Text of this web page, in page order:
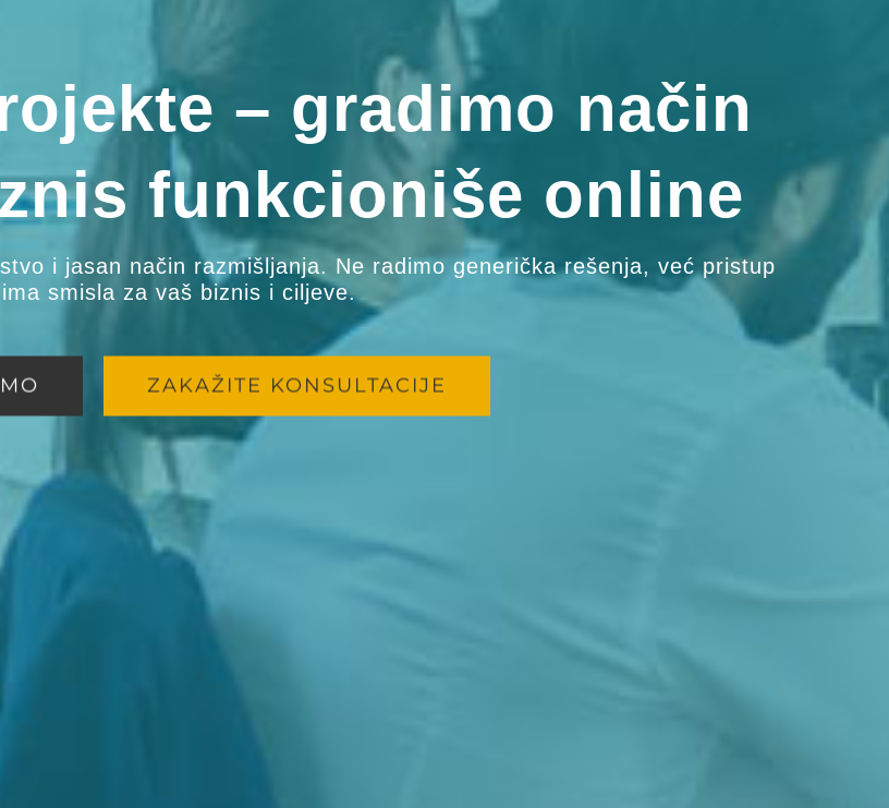
– gradimo način
funkcioniše online
i jasan način razmišljanja. Ne radimo generička rešenja, već pristup
smisla za vaš biznis i ciljeve.
ZAKAŽITE KONSULTACIJE